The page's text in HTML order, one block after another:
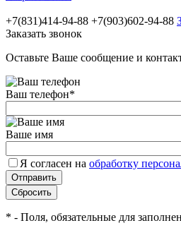
+7(831)414-94-88 +7(903)602-94-88
Заказать звонок
Оставьте Ваше сообщение и
Ваш телефон*
Ваше имя
Я согласен на обработку
* - Поля, обязательные для